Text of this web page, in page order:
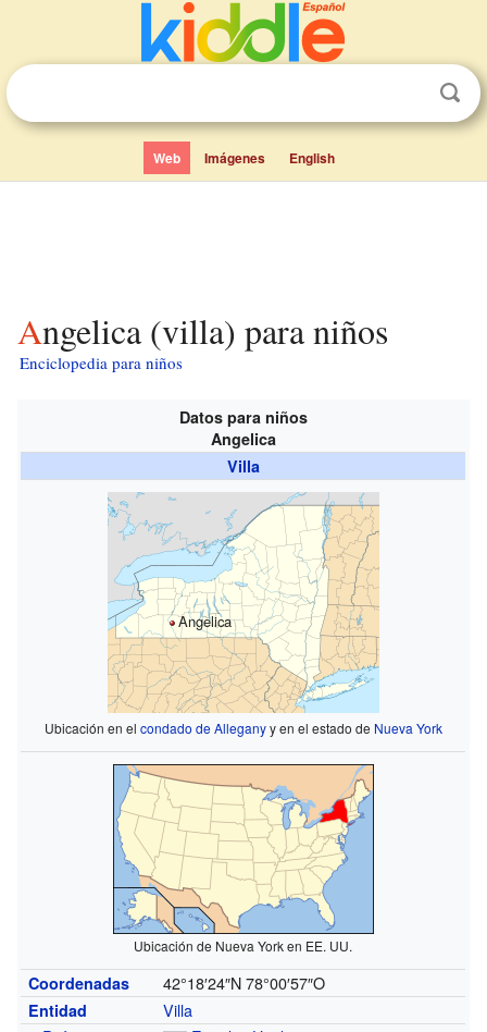
Web Imágenes English
Angelica (villa) para niños
Enciclopedia para niños
Datos para niños
Angelica
Villa
Angelica
Ubicación en el condado de Alleganyy en el estado de Nueva York
Ubicación de Nueva York en EE. UU.
Coordenadas 42°18′24″N 78°00′57″O
Entidad
Villa